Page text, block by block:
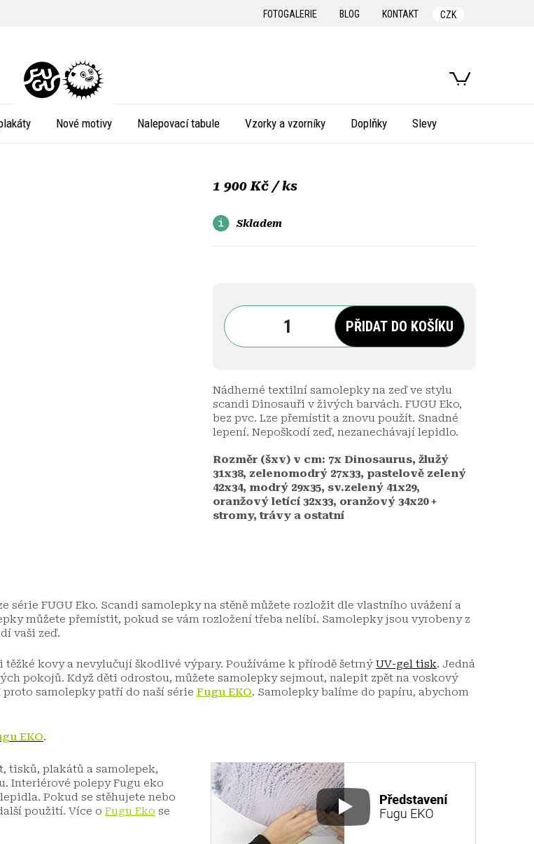
FOTOGALERIE BLOG KONTAKT CZK
NÁKUPNÍ
Nové motivy Nalepovací tabule Vzorky a vzorníky Doplňky Slevy
1 900 Kč / ks
Skladem
PŘIDAT DO KOŠÍKU
Nádherné textilní samolepky na zeď ve stylu
scandi Dinosauři v živých barvách. FUGU Eko,
bez pvc. Lze přemístit a znovu použít. Snadné
lepení. Nepoškodí zeď, nezanechávají lepidlo.
Rozměr (šxv) v cm: 7x Dinosaurus, žlužý
31x38, zelenomodrý 27x33, pastelově zelený
42x34, modrý 29x35, sv.zelený 41x29,
oranžový letící 32x33, oranžový 34x20 +
stromy, trávy a ostatní
FUGU Eko. Scandi samolepky na stěně můžete rozložit dle vlastního uvážení a
můžete přemístit, pokud se vám rozložení třeba nelíbí. Samolepky jsou vyrobeny z
vaši zeď.
kovy a nevylučují škodlivé výpary. Používáme k přírodě šetrný UV-gel tisk. Jedná
pokojů. Když děti odrostou, můžete samolepky sejmout, nalepit zpět na voskový
samolepky patří do naší série Fugu EKO. Samolepky balíme do papíru, abychom
EKO.
tisků, plakátů a samolepek,
Interiérové polepy Fugu eko
Pokud se stěhujete nebo
použití. Více o Fugu Eko se